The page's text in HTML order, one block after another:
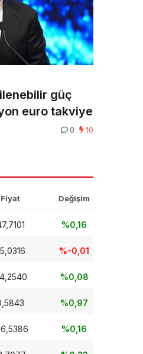
güç
euro takviye
0 10
Fiyat Değişim
%0,16
%-0,01
%0,08
%0,97
%0,16